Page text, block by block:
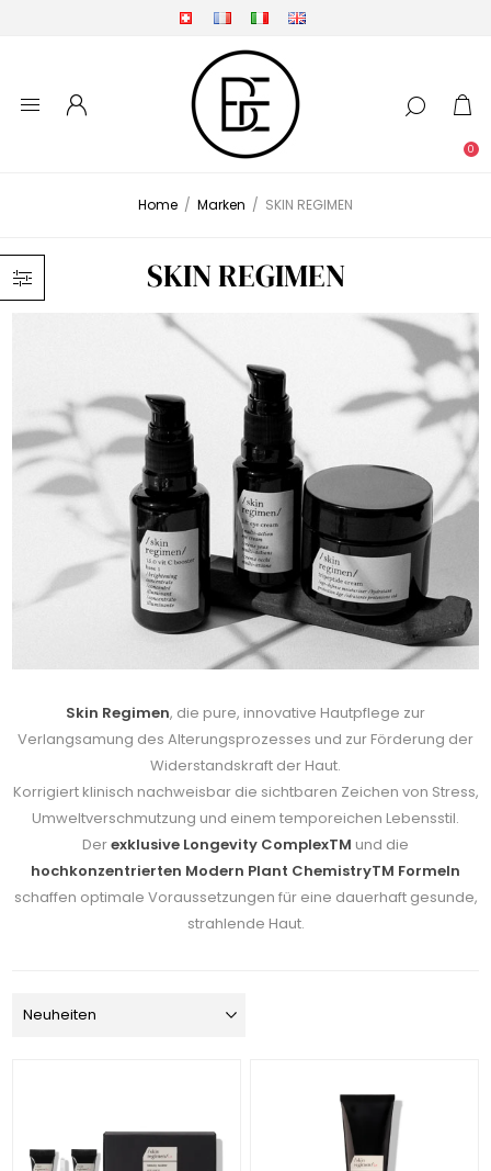
0
Home / Marken / SKIN REGIMEN
SKIN REGIMEN
Skin Regimen, die pure, innovative Hautpflege zur
Verlangsamung des Alterungsprozesses und zur Förderung der
Widerstandskraft der Haut.
Korrigiert klinisch nachweisbar die sichtbaren Zeichen von Stress,
Umweltverschmutzung und einem temporeichen Lebensstil.
Derexklusive Longevity ComplexTM und die
hochkonzentrierten Modern Plant ChemistryTM Formeln
schaffen optimale Voraussetzungen für eine dauerhaft gesunde,
strahlende Haut.